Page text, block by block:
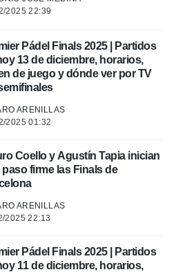
2025 22:39
Pádel Finals 2025 | Partidos
13 de diciembre, horarios,
de juego y dónde ver por TV
ARENILLAS
2025 01:32
Coello y Agustín Tapia inician
firme las Finals de
ARENILLAS
2025 22:13
Pádel Finals 2025 | Partidos
11 de diciembre, horarios,